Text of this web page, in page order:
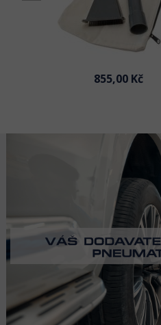
855,00 Kč